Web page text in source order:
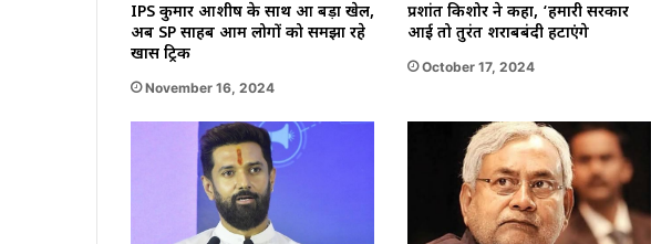
IPS कुमार आशीष के साथ हुआ बड़ा खेल,
अब SP साहब आम लोगों को समझा रहे
खास ट्रिक
November 16, 2024
प्रशांत किशोर ने कहा, ‘हमारी सरकार
आई तो तुरंत शराबबंदी हटाएंगे
October 17, 2024